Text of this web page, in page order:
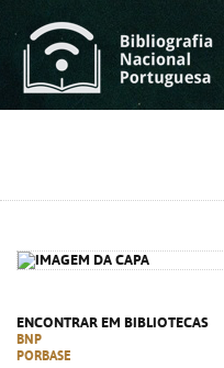
ENCONTRAR EM BIBLIOTECAS
BNP
PORBASE